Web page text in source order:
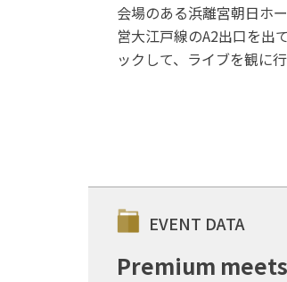
会場のある浜離宮朝日ホ
営大江戸線のA2出口を出
ックして、ライブを観に
EVENT DATA
Premium meets